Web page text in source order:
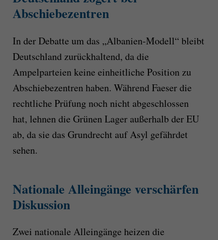
Abschiebezentren
In der Debatte um das „Albanien-Modell“ bleibt
Deutschland zurückhaltend, da die
Ampelparteien keine einheitliche Position zu
Abschiebezentren haben. Während Faeser die
rechtliche Prüfung noch nicht abgeschlossen
hat, lehnen die Grünen Lager außerhalb der EU
ab, da sie das Grundrecht auf Asyl gefährdet
sehen.
Nationale Alleingänge verschärfen
Diskussion
Zwei nationale Alleingänge heizen die